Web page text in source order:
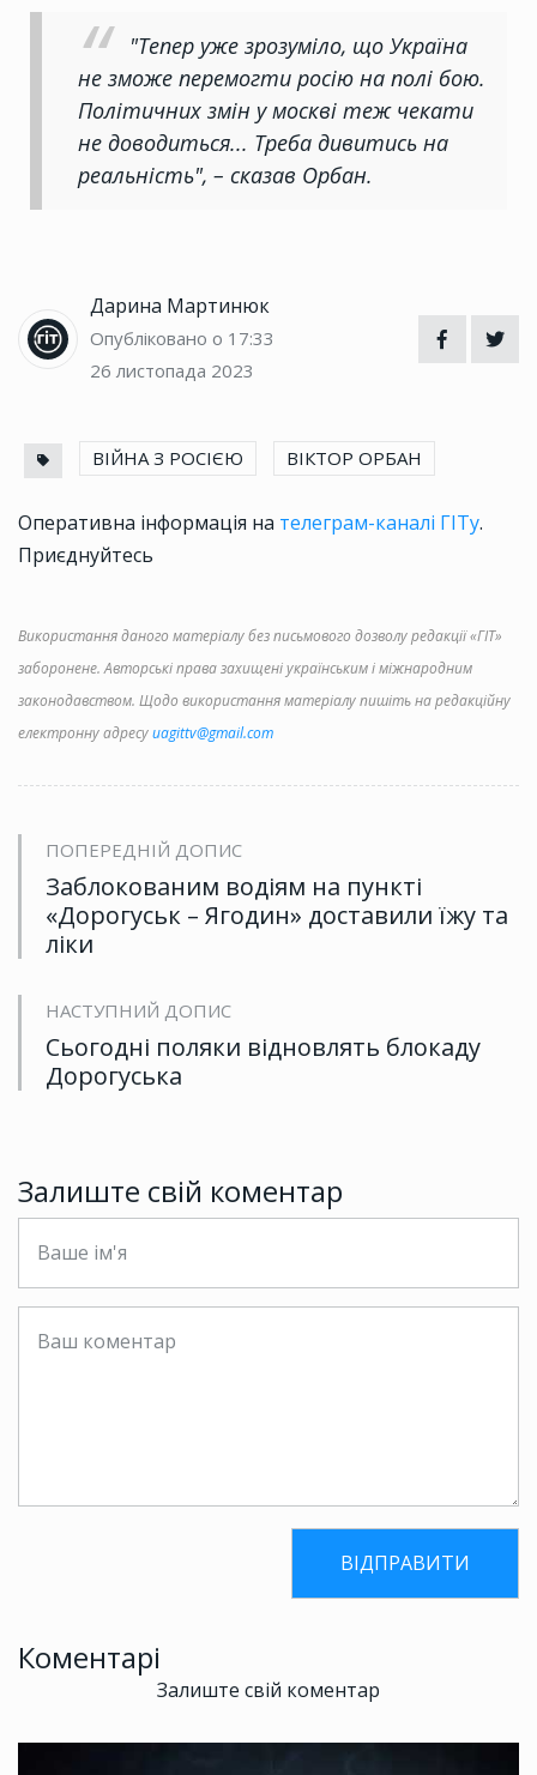
"Тепер уже зрозуміло, що Україна
не зможе перемогти росію на полі бою.
Політичних змін у москві теж чекати
не доводиться... Треба дивитись на
реальність", – сказав Орбан.
Дарина Мартинюк
Опубліковано о 17:33
26 листопада 2023
ВІЙНА З РОСІЄЮ ВІКТОР ОРБАН
Оперативна інформація на телеграм-каналі ГІТу.
Приєднуйтесь
Використання даного матеріалу без письмового дозволу редакції «ГІТ»
заборонене. Авторські права захищені українським і міжнародним
законодавством. Щодо використання матеріалу пишіть на редакційну
електронну адресуuagittv@gmail.com
ПОПЕРЕДНІЙ ДОПИС
Заблокованим водіям на пункті
«Дорогуськ – Ягодин» доставили їжу та
ліки
НАСТУПНИЙ ДОПИС
Сьогодні поляки відновлять блокаду
Дорогуська
Залиште свій коментар
Коментарі
Залиште свій коментар